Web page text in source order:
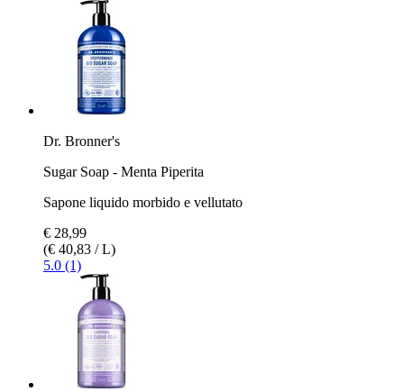
Dr. Bronner's
Sugar Soap - Menta Piperita
Sapone liquido morbido e vellutato
€ 28,99
(€ 40,83 / L)
5.0 (1)